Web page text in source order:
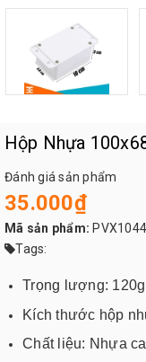
Hộp Nhựa
Đánh giá sản phẩm
35.000₫
Mã sản phẩm:
Tags:
Trọng lượng: 120g
Kích thước hộp
Chất liệu: Nhựa